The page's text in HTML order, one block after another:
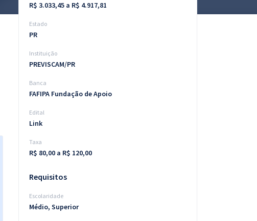
R$ 3.033,45 a R$ 4.917,81
Estado
PR
Instituição
PREVISCAM/PR
Banca
FAFIPA Fundação de Apoio
Edital
Link
Taxa
R$ 80,00 a R$ 120,00
Requisitos
Escolaridade
Médio, Superior